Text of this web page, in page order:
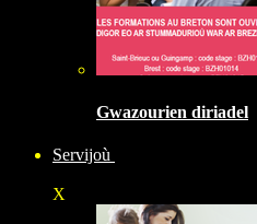
Gwazourien diriadel
Servijoù
X